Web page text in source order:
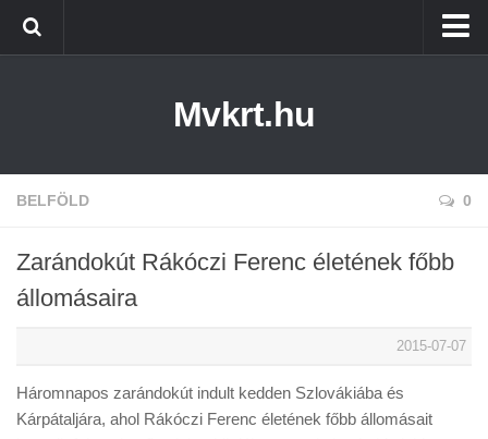
Tiszaújváros
Kazincbarcika
Mvkrt.hu
BELFÖLD 0
Zarándokút Rákóczi Ferenc életének főbb
állomásaira
2015-07-07
Háromnapos zarándokút indult kedden Szlovákiába és
Kárpátaljára, ahol Rákóczi Ferenc életének főbb állomásait